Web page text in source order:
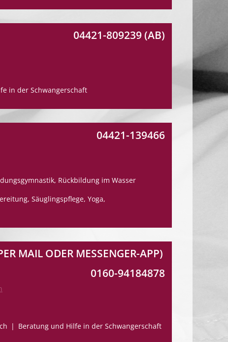
04421-809239 (AB)
in der Schwangerschaft
04421-139466
Rückbildung im Wasser
Säuglingspflege, Yoga,
MAIL ODER MESSENGER-APP)
0160-94184878
Beratung und Hilfe in der Schwangerschaft